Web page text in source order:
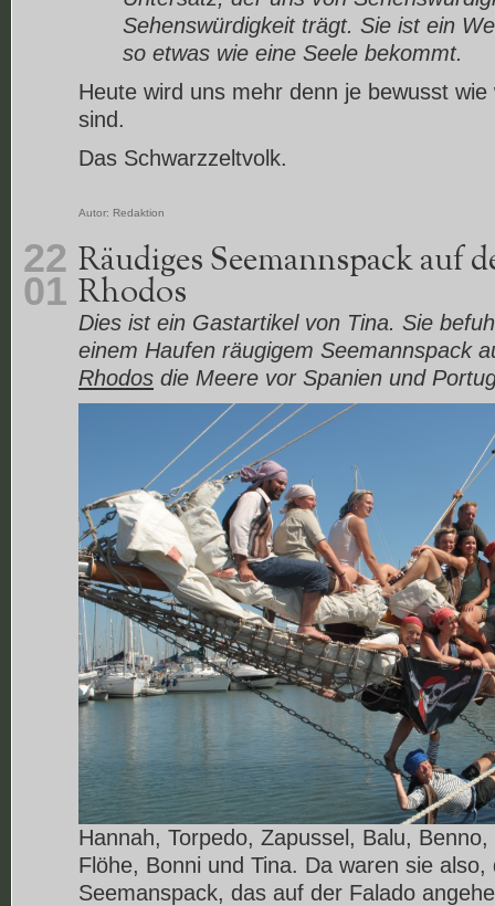
Sehenswürdigkeit trägt. Sie ist ein
so etwas wie eine Seele bekommt.
Heute wird uns mehr denn je bewusst
sind.
Das Schwarzzeltvolk.
Autor: Redaktion
22
01
Räudiges Seemannspack auf
Rhodos
Dies ist ein Gastartikel von Tina. Sie
einem Haufen räugigem Seemannspack
Rhodos die Meere vor Spanien und
Hannah, Torpedo, Zapussel, Balu,
Flöhe, Bonni und Tina. Da waren sie also,
Seemanspack, das auf der Falado